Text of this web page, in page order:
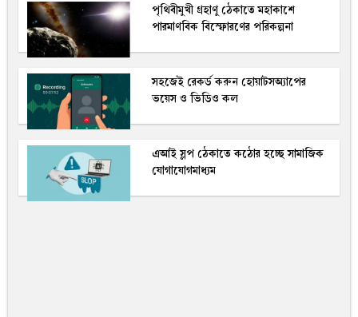
পৃথিবীমুখী গ্রহাণু ঠেকাতে মহাকাশে
পারমাণবিক বিস্ফোরণের পরিকল্পনা
সহজেই রেকর্ড করুন হোয়াটসঅ্যাপের
ভয়েস ও ভিডিও কল
এআই স্লপ ঠেকাতে কঠোর হচ্ছে সামাজিক
যোগাযোগমাধ্যম